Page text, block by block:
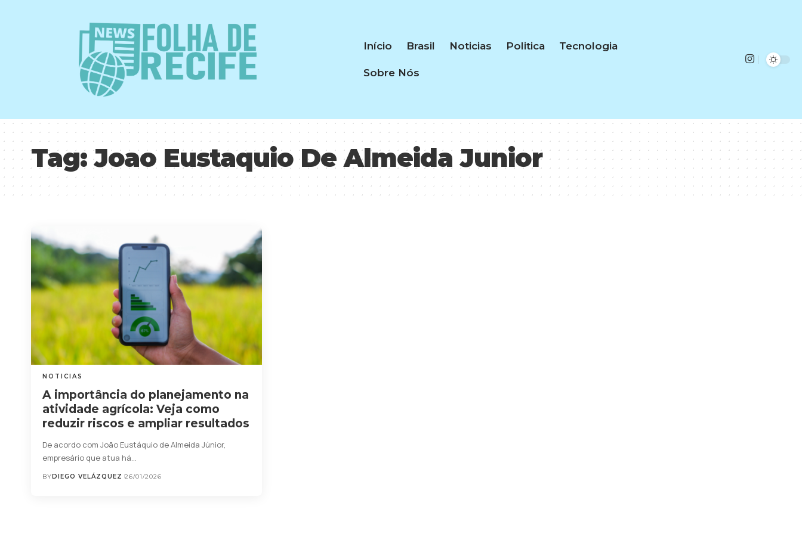
Início Brasil Noticias Politica Tecnologia
Sobre Nós
Tag:Joao Eustaquio De Almeida Junior
NOTICIAS
A importância do planejamento na
atividade agrícola: Veja como
reduzir riscos e ampliar resultados
De acordo com João Eustáquio de Almeida Júnior,
empresário que atua há…
BYDIEGO VELÁZQUEZ 26/01/2026